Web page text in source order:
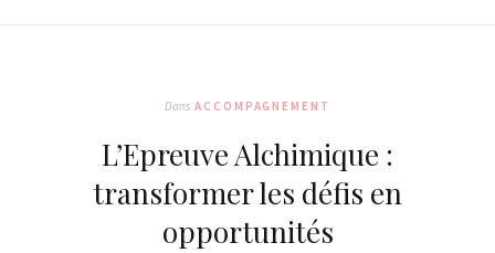
Dans ACCOMPAGNEMENT
L’Epreuve Alchimique :
transformer les défis en
opportunités